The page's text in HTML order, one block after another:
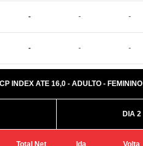
- - -
- - -
INDEX ATE 16,0 - ADULTO - FEMININO
DIA 2
Total Net Ida Volta